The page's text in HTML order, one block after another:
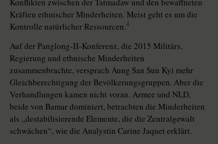
Konflikten zwischen der Tatmadaw und den bewaffneten
Kräften ethnischer Minderheiten. Meist geht es um die
Kontrolle natürlicher Ressourcen.4
Auf der Panglong-II-Konferenz, die 2015 Militärs,
Regierung und ethnische Minderheiten
zusammenbrachte, versprach Aung San Suu Kyi mehr
Gleichberechtigung der Bevölkerungsgruppen. Aber die
Verhandlungen kamen nicht voran. Armee und NLD,
beide von Bamar dominiert, betrachten die Minderheiten
als „destabilisierende Elemente, die die Zentralgewalt
schwächen“, wie die Analystin Carine Jaquet erklärt.